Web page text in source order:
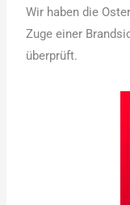
Wir haben die
Zuge einer
überprüft.